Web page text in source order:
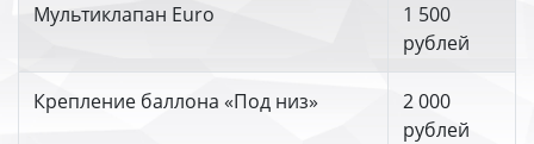
Мультиклапан Euro
1 500
рублей
Крепление баллона «Под низ»
2 000
рублей